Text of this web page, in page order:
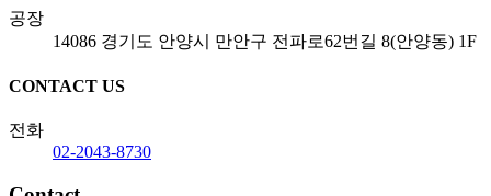
공장
14086 경기도 안양시 만안구 전파로62번길 8(안양동) 1F
CONTACT US
전화
02-2043-8730